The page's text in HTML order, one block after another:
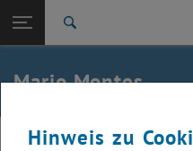
TU Login
Mario Montes
Mario Montes
werkstoffe
Hinweis zu